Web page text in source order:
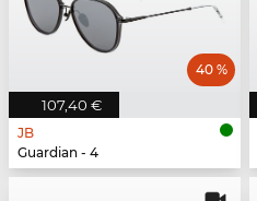
107,40 €
40 %
JB
Guardian - 4